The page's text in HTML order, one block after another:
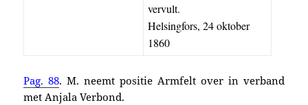
vervult.
Helsingfors, 24 oktober
1860
Pag. 88. M. neemt positie Armfelt over in verband
met Anjala Verbond.